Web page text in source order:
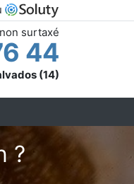
surtaxé
44
(14)
?